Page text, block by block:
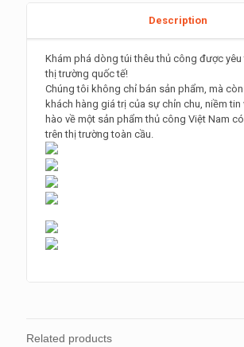
đỏ
quantity
Description
Khám phá dòng túi thêu thủ công được yêu
thị trường quốc tế!
Chúng tôi không chỉ bán sản phẩm, mà
khách hàng giá trị của sự chỉn chu, niềm tin
hào về một sản phẩm thủ công Việt Nam
trên thị trường toàn cầu.
Related products